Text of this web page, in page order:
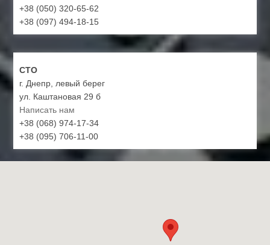
+38 (050) 320-65-62
+38 (097) 494-18-15
СТО
г. Днепр, левый берег
ул. Каштановая 29 б
Написать нам
+38 (068) 974-17-34
+38 (095) 706-11-00